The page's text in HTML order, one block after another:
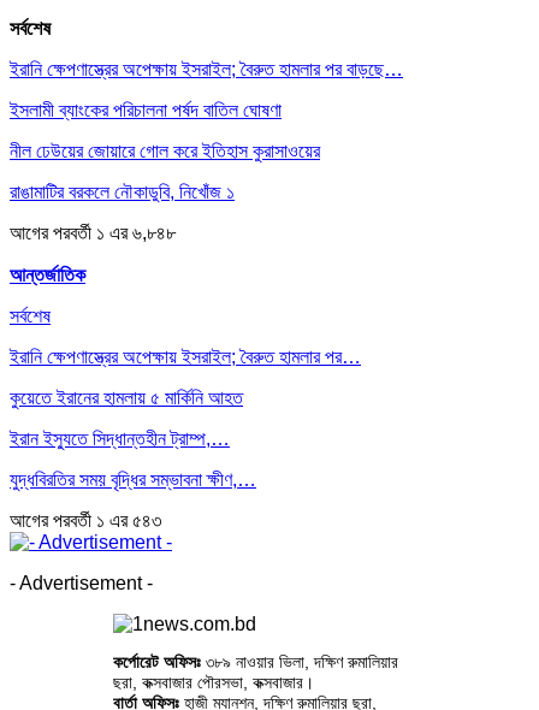
সর্বশেষ
ইরানি ক্ষেপণাস্ত্রের অপেক্ষায় ইসরাইল; বৈরুত হামলার পর বাড়ছে…
ইসলামী ব্যাংকের পরিচালনা পর্ষদ বাতিল ঘোষণা
নীল ঢেউয়ের জোয়ারে গোল করে ইতিহাস কুরাসাওয়ের
রাঙামাটির বরকলে নৌকাডুবি, নিখোঁজ ১
আগেরপরবর্তী ১ এর ৬,৮৪৮
আন্তর্জাতিক
সর্বশেষ
ইরানি ক্ষেপণাস্ত্রের অপেক্ষায় ইসরাইল; বৈরুত হামলার পর…
কুয়েতে ইরানের হামলায় ৫ মার্কিনি আহত
ইরান ইস্যুতে সিদ্ধান্তহীন ট্রাম্প,…
যুদ্ধবিরতির সময় বৃদ্ধির সম্ভাবনা ক্ষীণ,…
আগেরপরবর্তী ১ এর ৫৪৩
- Advertisement -
কর্পোরেট অফিসঃ ৩৮৯ নাওয়ার ভিলা, দক্ষিণ রুমালিয়ার
ছরা, কক্সবাজার পৌরসভা, কক্সবাজার।
বার্তা অফিসঃহাজী ম্যানশন, দক্ষিণ রুমালিয়ার ছরা,